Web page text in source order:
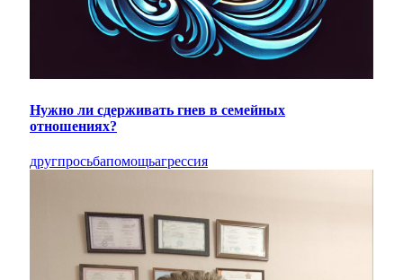
Нужно ли сдерживать гнев в семейных
отношениях?
другпросьбапомощьагрессия